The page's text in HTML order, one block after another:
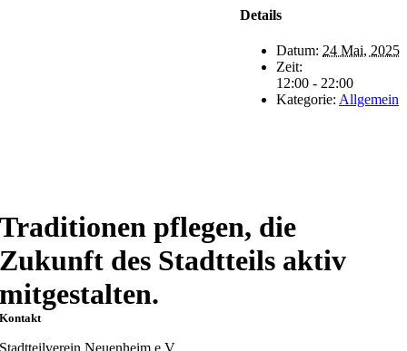
Details
Datum: 24 Mai, 2025
Zeit:
12:00 - 22:00
Kategorie: Allgemein
Traditionen pflegen, die
Zukunft des Stadtteils aktiv
mitgestalten.
Kontakt